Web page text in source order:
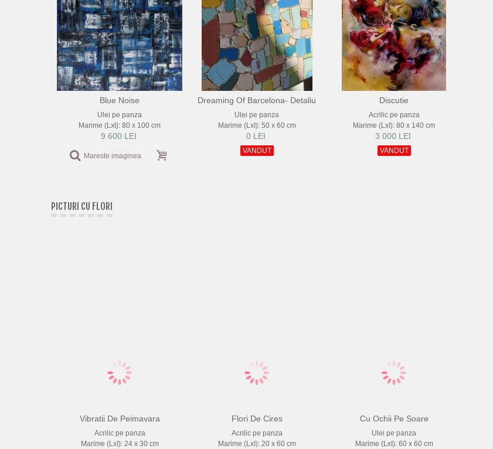
Blue Noise
Ulei pe panza
Marime (LxI): 80 x 100 cm
9 600 LEI
Mareste imaginea
Dreaming Of Barcelona- Detaliu
Ulei pe panza
Marime (LxI): 50 x 60 cm
0 LEI
VANDUT
Discutie
Acrilic pe panza
Marime (LxI): 80 x 140 cm
3 000 LEI
VANDUT
PICTURI CU FLORI
Vibratii De Peimavara
Acrilic pe panza
Marime (LxI): 24 x 30 cm
Flori De Cires
Acrilic pe panza
Marime (LxI): 20 x 60 cm
Cu Ochii Pe Soare
Ulei pe panza
Marime (LxI): 60 x 60 cm